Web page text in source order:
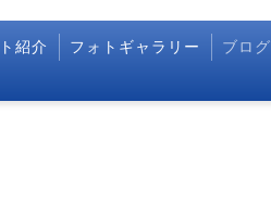
紹介 フォトギャラリー ブログ